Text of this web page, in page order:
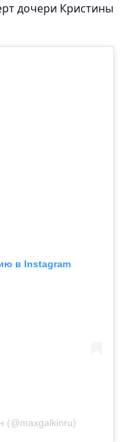
дочери Кристины
в Instagram
(@maxgalkinru)